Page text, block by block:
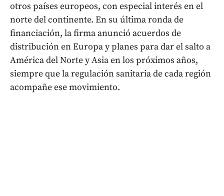
otros países europeos, con especial interés en el
norte del continente. En su última ronda de
financiación, la firma anunció acuerdos de
distribución en Europa y planes para dar el salto a
América del Norte y Asia en los próximos años,
siempre que la regulación sanitaria de cada región
acompañe ese movimiento.